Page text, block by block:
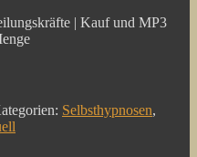
| Kauf und MP3
Selbsthypnosen,